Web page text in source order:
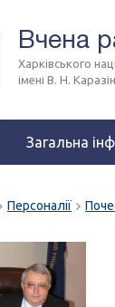
Вчена
Харківського
імені В. Н.
Загальна
Персоналії